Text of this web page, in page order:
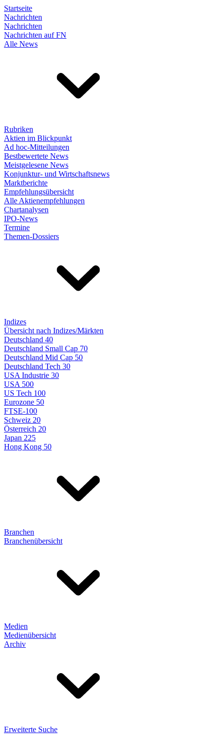
Startseite
Nachrichten
Nachrichten
Nachrichten auf FN
Alle News
Rubriken
Aktien im Blickpunkt
Ad hoc-Mitteilungen
Bestbewertete News
Meistgelesene News
Konjunktur- und Wirtschaftsnews
Marktberichte
Empfehlungsübersicht
Alle Aktienempfehlungen
Chartanalysen
IPO-News
Termine
Themen-Dossiers
Indizes
Übersicht nach Indizes/Märkten
Deutschland 40
Deutschland Small Cap 70
Deutschland Mid Cap 50
Deutschland Tech 30
USA Industrie 30
USA 500
US Tech 100
Eurozone 50
FTSE-100
Schweiz 20
Österreich 20
Japan 225
Hong Kong 50
Branchen
Branchenübersicht
Medien
Medienübersicht
Archiv
Erweiterte Suche